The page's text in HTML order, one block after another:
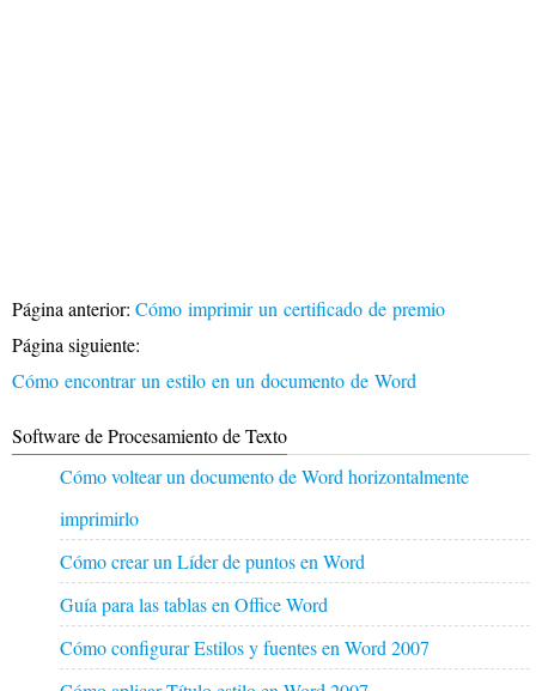
Página anterior: Cómo imprimir un certificado de premio
Página siguiente:
Cómo encontrar un estilo en un documento de Word
Software de Procesamiento de Texto
Cómo voltear un documento de Word horizontalmente
imprimirlo
Cómo crear un Líder de puntos en Word
Guía para las tablas en Office Word
Cómo configurar Estilos y fuentes en Word 2007